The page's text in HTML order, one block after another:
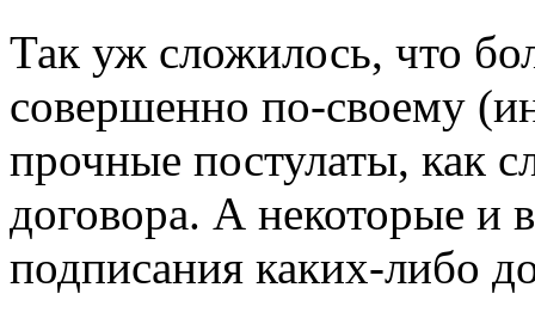
Так уж сложилось, что
совершенно по-своему
прочные постулаты, как
договора. А некоторые и
подписания каких-либо